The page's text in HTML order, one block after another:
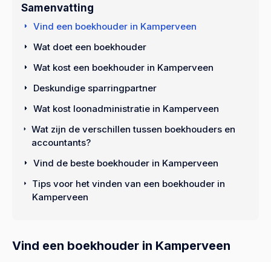
Vind een boekhouder in Kamperveen
Samenvatting
Vind een boekhouder in Kamperveen
Wat doet een boekhouder
Wat kost een boekhouder in Kamperveen
Deskundige sparringpartner
Wat kost loonadministratie in Kamperveen
Wat zijn de verschillen tussen boekhouders en
accountants?
Vind de beste boekhouder in Kamperveen
Tips voor het vinden van een boekhouder in
Kamperveen